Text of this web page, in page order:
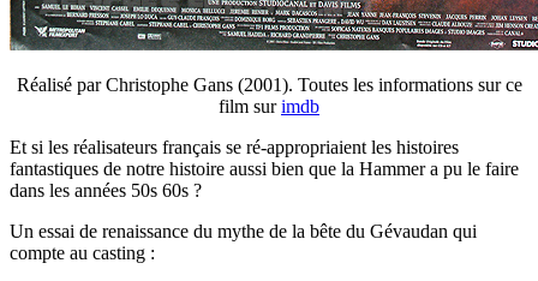
Réalisé par Christophe Gans (2001). Toutes les informations sur ce
film surimdb
Et si les réalisateurs français se ré-appropriaient les histoires
fantastiques de notre histoire aussi bien que la Hammer a pu le faire
dans les années 50s 60s ?
Un essai de renaissance du mythe de la bête du Gévaudan qui
compte au casting :